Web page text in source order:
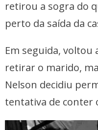
retirou a sogra do
perto da saída da
Em seguida,
retirar o marido,
Nelson decidiu
tentativa de conter